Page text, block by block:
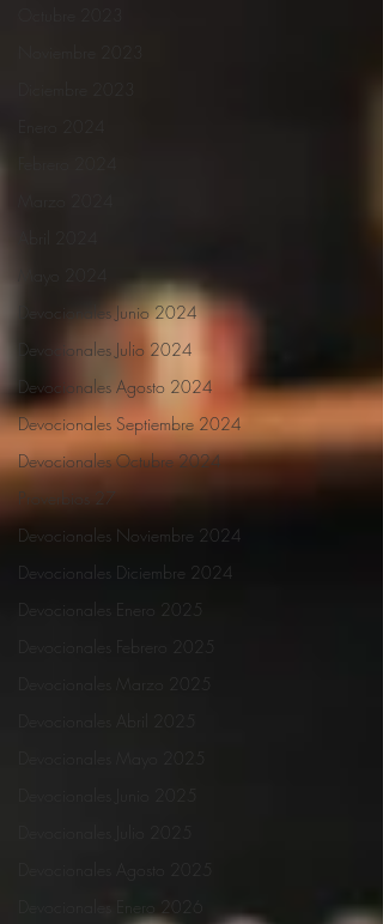
Devocionales Junio 2024
Devocionales Julio 2024
Devocionales Agosto 2024
Devocionales Septiembre 2024
Devocionales Octubre 2024
Proverbios 27
Devocionales Noviembre 2024
Devocionales Diciembre 2024
Devocionales Enero 2025
Devocionales Febrero 2025
Devocionales Marzo 2025
Devocionales Enero 2026